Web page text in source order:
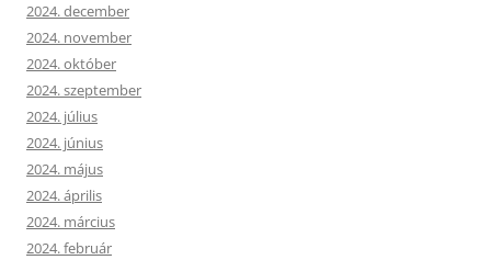
2024. december
2024. november
2024. október
2024. szeptember
2024. július
2024. június
2024. május
2024. április
2024. március
2024. február